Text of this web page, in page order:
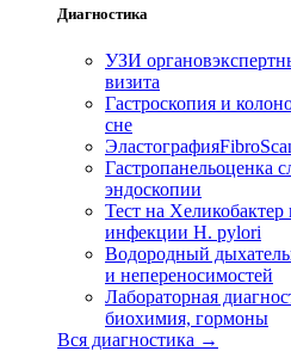
Диагностика
УЗИ органов
визита
Гастроскопия и
сне
Эластография
Гастропанельоценка
эндоскопии
Тест на Хеликобактер
инфекции H. pylori
Водородный
и непереносимостей
Лабораторная
биохимия, гормоны
Вся диагностика →